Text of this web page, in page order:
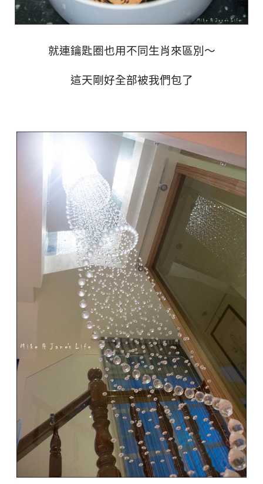
就連鑰匙圈也用不同生肖來區別～
這天剛好全部被我們包了